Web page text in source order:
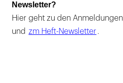
Newsletter?
Hier geht zu den Anmeldungen
und zm Heft-Newsletter .